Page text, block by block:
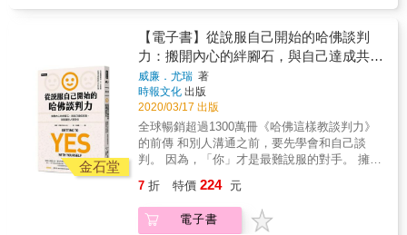
你總是（常常、每次）都&hellip;&hellip; X 你
一定又&hellip;&hellip; X 我認為&hellip;&hellip;
X 我覺得&hellip;&hellip;
縛──即使對方無意或不願意分享相關訊息。 原
許多談判老手都認為傾聽對方的目的就是要找
出他們的需求，然而有時問題的核心其實是在
於：對方為什麼有那個需求。 原則2：調節雙
方的利益而非需求 當談判雙方的需求互斥時，
談判高手該做的事情，是做更深層的探究來找
出雙方潛藏的利益。這個策略讓他們能夠對協
議作更廣泛的思考，也會更有創意，來滿足雙
方的利益。 原則3：為本質不同的聯盟創造共
既合作又競爭是有可能的。即使是競爭者，你
也可以靈活變通，從彼此的優勢與需求中尋求
互補的空間，找出一同把餅做大的合作方式。
最大的絆腳石。畢竟，要是不能說服自己，又
怎麼能期待說動別人？ 擁有三十多年豐富談判
經驗的哈佛頂尖談判專家威廉‧尤瑞，在處理諸
多各行各業的日常衝突、乃至國際紛爭的高難
度談判後，他發現人們應該進行最初、也是最
重要的溝通，就是「與自己的談判」。 如果我
們能先從認同自己、認同人生開始，與自己達
成共識，就能進而認同別人，逐步為「讓別人
贊同你」預先鋪好路。最終，這種內在認同的
方法不僅能提供新的生活方式，也能讓你妥善
本書結合溝通學、談判術與心理學，教你先與
自己和好，重拾內心的平靜，才能更好的影響
金石堂
【電子書】從說服自己開始的哈佛談判
力：搬開內心的絆腳石，與自己達成共
識，就能讓別人贊同你（談判經典暢銷升
級版）
威廉．尤瑞 著
時報文化 出版
2020/03/17 出版
全球暢銷超過1300萬冊《哈佛這樣教談判力》
的前傳 和別人溝通之前，要先學會和自己談
判。 因為，「你」才是最難說服的對手。 擁有
自我認同，並與人達成共識的6個步驟， 有效
化解衝突與紛爭，充分圓滿自己與他人。 當面
對談判、對立、衝突或爭執時，最大的障礙並
7 折 特價 224 元
電子書